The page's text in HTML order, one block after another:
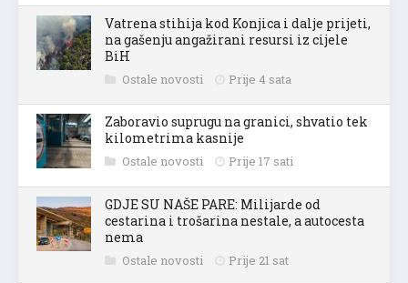
Vatrena stihija kod Konjica i dalje prijeti,
na gašenju angažirani resursi iz cijele
BiH
Ostale novosti Prije 4 sata
Zaboravio suprugu na granici, shvatio tek
kilometrima kasnije
Ostale novosti Prije 17 sati
GDJE SU NAŠE PARE: Milijarde od
cestarina i trošarina nestale, a autocesta
nema
Ostale novosti Prije 21 sat